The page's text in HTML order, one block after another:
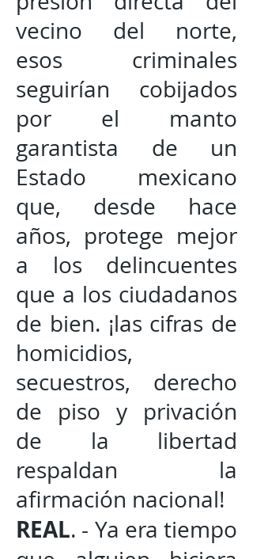
vecino del norte,
esos criminales
seguirían cobijados
por el manto
garantista de un
Estado mexicano
que, desde hace
años, protege mejor
a los delincuentes
que a los ciudadanos
de bien. ¡las cifras de
homicidios,
secuestros, derecho
de piso y privación
de la libertad
respaldan la
afirmación nacional!
REAL. - Ya era tiempo